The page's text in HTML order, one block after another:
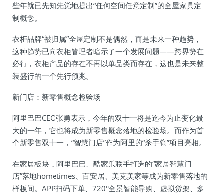
些年就已先知先觉地提出“任何空间任意定制”的全屋家具定
制概念。
衣柜品牌“被归属”全屋定制不是偶然，而是未来一种趋势，
这种趋势已向衣柜管理者暗示了一个发展问题——跨界势在
必行，衣柜产品的存在不再以单品类而存在，这也是未来整
装盛行的一个先行预兆。
新门店：新零售概念检验场
阿里巴巴CEO张勇表示，今年的双十一将是迄今为止变化最
大的一年，它也将成为新零售概念落地的检验场。而作为首
个新零售双十一，“智慧门店”作为阿里的“杀手锏”项目亮相。
在家居板块，阿里巴巴、酷家乐联手打造的“家居智慧门
店”落地hometimes、百安居、美克美家等成为新零售落地的
样板间。APP扫码下单、720°全景智能导购、虚拟货架、多